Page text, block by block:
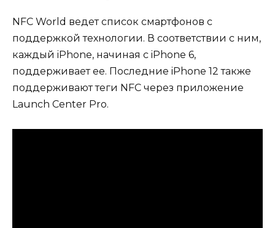
NFC World ведет список смартфонов с
поддержкой технологии. В соответствии с ним,
каждый iPhone, начиная с iPhone 6,
поддерживает ее. Последние iPhone 12 также
поддерживают теги NFC через приложение
Launch Center Pro.